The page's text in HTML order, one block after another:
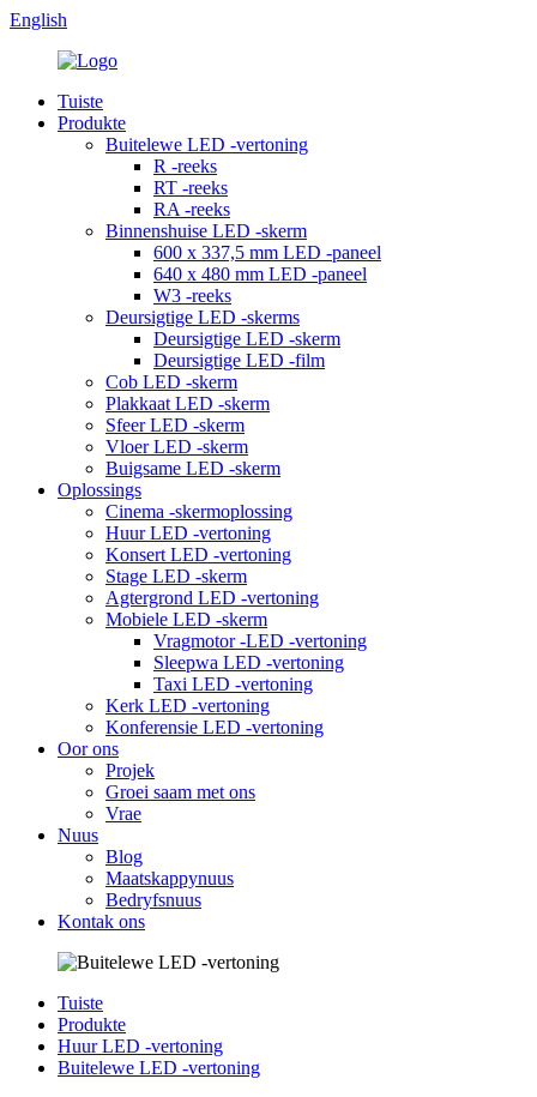
English
Tuiste
Produkte
Buitelewe LED -vertoning
R -reeks
RT -reeks
RA -reeks
Binnenshuise LED -skerm
600 x 337,5 mm LED -paneel
640 x 480 mm LED -paneel
W3 -reeks
Deursigtige LED -skerms
Deursigtige LED -skerm
Deursigtige LED -film
Cob LED -skerm
Plakkaat LED -skerm
Sfeer LED -skerm
Vloer LED -skerm
Buigsame LED -skerm
Oplossings
Cinema -skermoplossing
Huur LED -vertoning
Konsert LED -vertoning
Stage LED -skerm
Agtergrond LED -vertoning
Mobiele LED -skerm
Vragmotor -LED -vertoning
Sleepwa LED -vertoning
Taxi LED -vertoning
Kerk LED -vertoning
Konferensie LED -vertoning
Oor ons
Projek
Groei saam met ons
Vrae
Nuus
Blog
Maatskappynuus
Bedryfsnuus
Kontak ons
Tuiste
Produkte
Huur LED -vertoning
Buitelewe LED -vertoning